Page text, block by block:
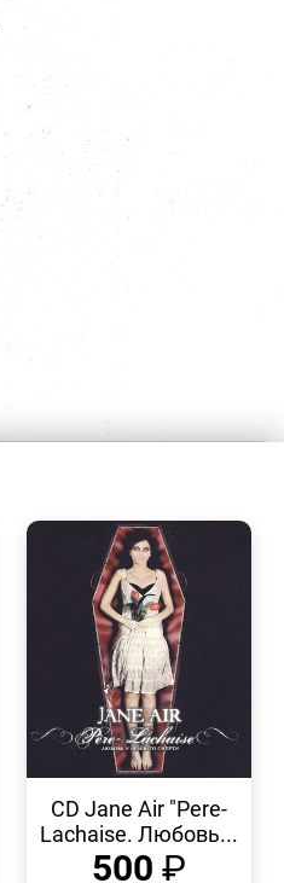
ПРОСМОТР
CD Jane Air "Pere-
Laсhaise. Любовь...
500 ₽